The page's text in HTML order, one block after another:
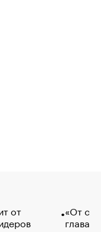
от
«От
глава